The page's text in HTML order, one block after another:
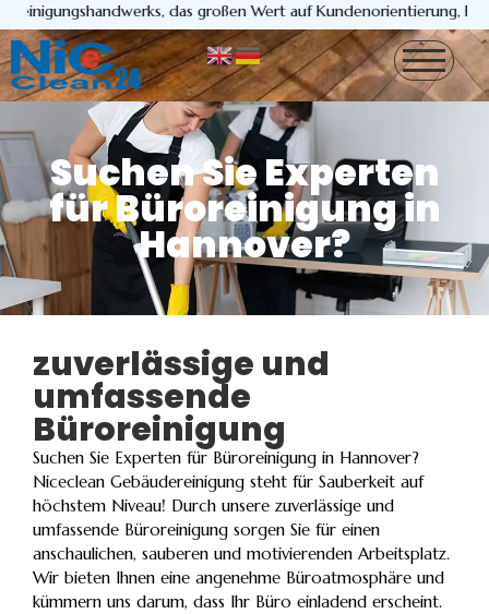
das großen Wert auf Kundenorientierung,
Suchen Sie Experten
für Büroreinigung in
Hannover?
zuverlässige und
umfassende
Büroreinigung
Suchen Sie Experten für Büroreinigung in Hannover?
Niceclean Gebäudereinigung steht für Sauberkeit auf
höchstem Niveau! Durch unsere zuverlässige und
umfassende Büroreinigung sorgen Sie für einen
anschaulichen, sauberen und motivierenden Arbeitsplatz.
Wir bieten Ihnen eine angenehme Büroatmosphäre und
kümmern uns darum, dass Ihr Büro einladend erscheint.